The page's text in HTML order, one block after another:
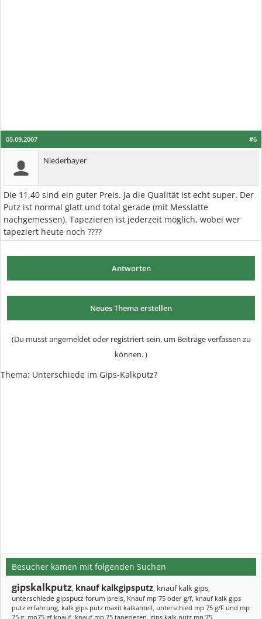
#6
05.09.2007
Niederbayer
Die 11,40 sind ein guter Preis. Ja die Qualität ist echt super. Der
Putz ist normal glatt und total gerade (mit Messlatte
nachgemessen). Tapezieren ist jederzeit möglich, wobei wer
tapeziert heute noch ????
Antworten
Neues Thema erstellen
(Du musst angemeldet oder registriert sein, um Beiträge verfassen zu
können. )
Thema: Unterschiede im Gips-Kalkputz?
Besucher kamen mit folgenden Suchen
gipskalkputz, knauf kalkgipsputz, knauf kalk gips,
unterschiede gipsputz forum preis, Knauf mp 75 oder g/f, knauf kalk gips
putz erfahrung, kalk gips putz maxit kalkanteil, unterschied mp 75 g/F und mp
75 g mp75 gf knauf knauf mp 75 tapezieren gips kalk putz mp 75